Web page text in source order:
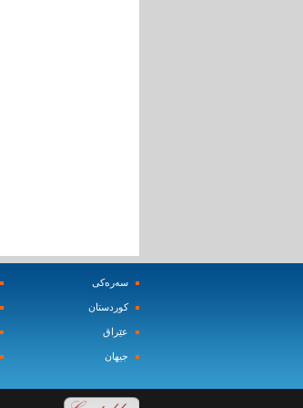
سه‌ره‌کی
کوردستان
عێراق
جیهان